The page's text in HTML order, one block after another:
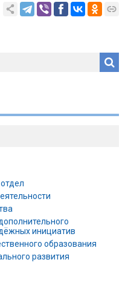
инициатив
образования
развития